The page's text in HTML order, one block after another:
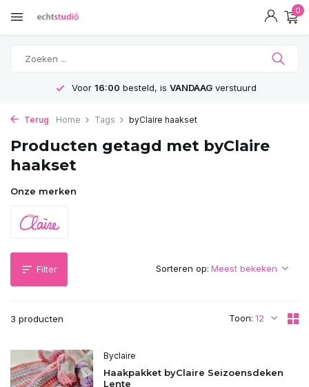
0
Voor 16:00 besteld, is VANDAAGverstuurd
Terug Home Tags byClaire haakset
Producten getagd met byClaire
haakset
Onze merken
Filter
3 producten Toon:
Sorteren op:
Byclaire
Haakpakket byClaire Seizoensdeken
Lente